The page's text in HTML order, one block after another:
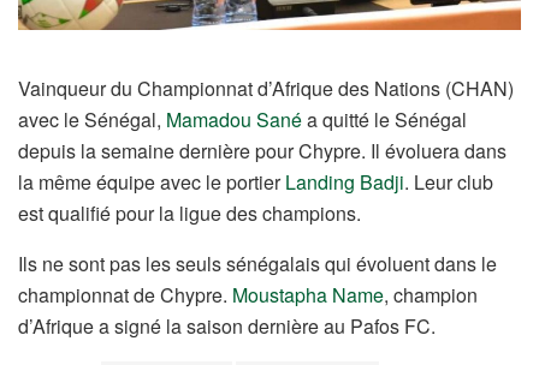
Vainqueur du Championnat d’Afrique des Nations (CHAN)
avec le Sénégal, Mamadou Sanéa quitté le Sénégal
depuis la semaine dernière pour Chypre. Il évoluera dans
la même équipe avec le portierLanding Badji. Leur club
est qualifié pour la ligue des champions.
Ils ne sont pas les seuls sénégalais qui évoluent dans le
championnat de Chypre. Moustapha Name, champion
d’Afrique a signé la saison dernière au Pafos FC.